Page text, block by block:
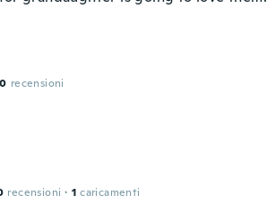
recensioni
recensioni · 1 caricamenti